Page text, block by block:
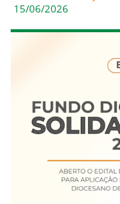
15/06/2026